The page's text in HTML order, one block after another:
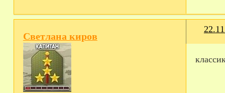
Светлана киров